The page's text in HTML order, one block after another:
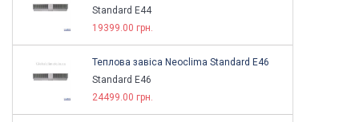
Standard E44
19399.00 грн.
Теплова завіса Neoclima Standard E46
Standard E46
24499.00 грн.